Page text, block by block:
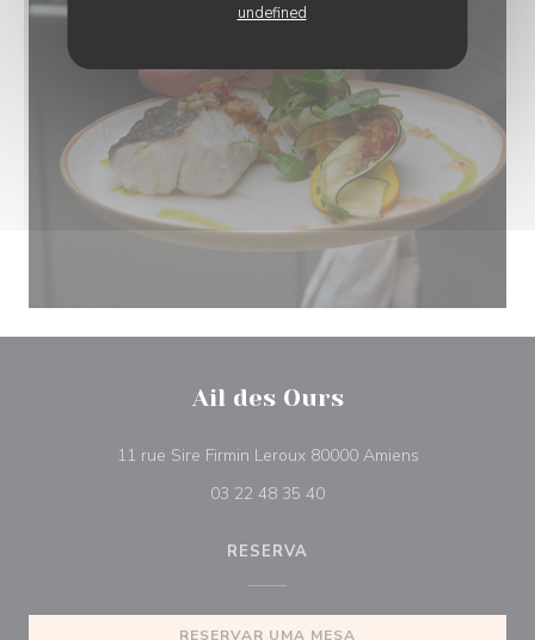
undefined
Ail des Ours
11 rue Sire Firmin Leroux 80000 Amiens((abre numa
03 22 48 35 40
RESERVA
RESERVAR UMA MESA